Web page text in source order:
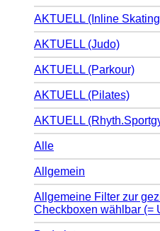
AKTUELL (Inline
AKTUELL (Judo)
AKTUELL (Parkour)
AKTUELL (Pilates)
AKTUELL
Alle
Allgemein
Allgemeine Filter zur
Checkboxen wählbar (=